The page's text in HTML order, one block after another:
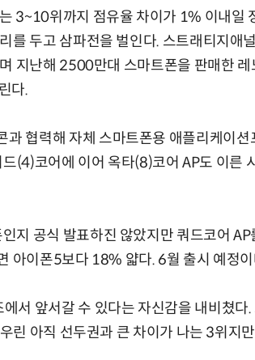
3~10위까지 점유율 차이가 1% 이내일
를 두고 삼파전을 벌인다. 스트래티지애
지난해 2500만대 스마트폰을 판매한 레
다.
협력해 자체 스마트폰용 애플리케이션
(4)코어에 이어 옥타(8)코어 AP도 이른
지 공식 발표하진 않았지만 쿼드코어 AP
아이폰5보다 18% 얇다. 6월 출시 예정
서 앞서갈 수 있다는 자신감을 내비쳤다.
린 아직 선두권과 큰 차이가 나는 3위지만